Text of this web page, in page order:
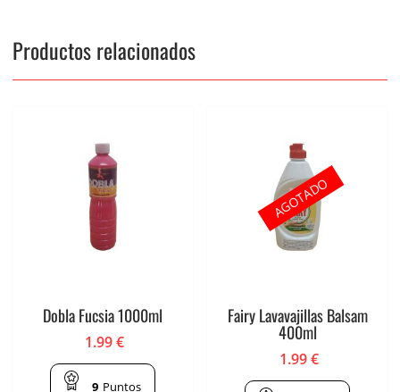
Productos relacionados
Dobla Fucsia 1000ml
1.99€
9 Puntos
Fairy Lavavajillas Balsam
400ml
1.99€
AGOTADO